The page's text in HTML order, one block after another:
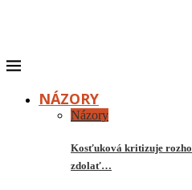
NÁZORY
Názory
Kosťuková kritizuje
zdolať…